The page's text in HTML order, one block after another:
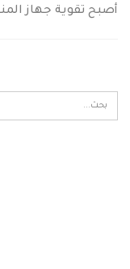
أصبح تقوية جهاز